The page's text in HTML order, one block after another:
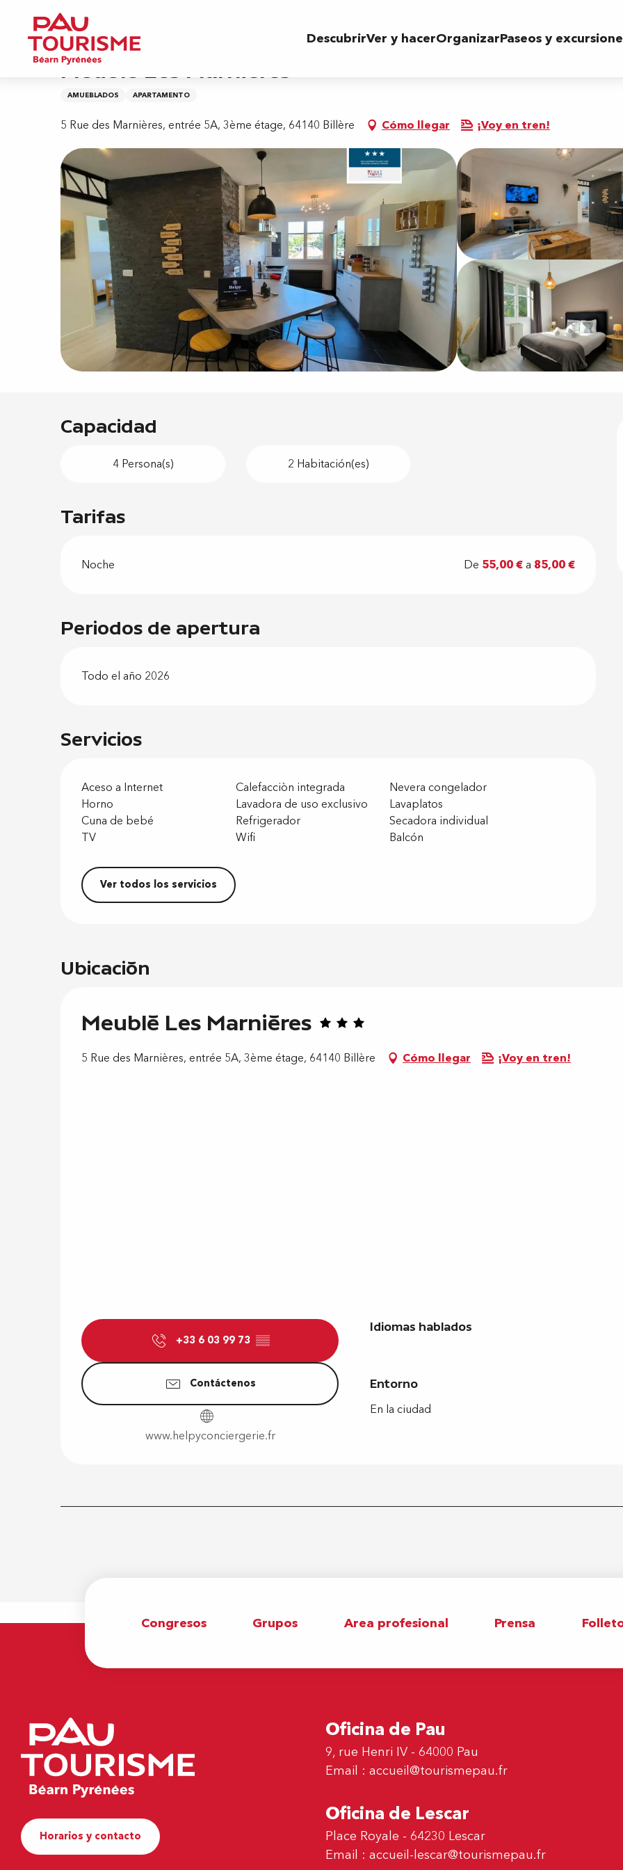
contenu
principal
DescubrirVer y hacerOrganizarPaseos y
Inicio
Meublé Les Marnières
AMUEBLADOS APARTAMENTO
5 Rue des Marnières, entrée 5A, 3ème étage, 64140 Billère Cómo llegar ¡Voy en tren!
Capacidad
4 Persona(s) 2 Habitación(es)
Servicios
Aceso a Internet Calefacciòn integrada
Nevera congelador
Horno
Lavadora de uso exclusivo
Lavaplatos
Cuna de bebé
Refrigerador
Secadora individual
TV
Wifi Balcón
Ver todos los servicios
Tarifas
Noche De 55,00 €a 85,00 €
Periodos de apertura
Todo el año 2026
Ubicación
Meublé Les Marnières
5 Rue des Marnières, entrée 5A, 3ème étage, 64140 Billère Cómo llegar ¡Voy en tren!
+33 6 03 99 73 ▒▒
Contáctenos
www.helpyconciergerie.fr
Idiomas hablados
Idiomas hablados
Entorno
Entorno
En la ciudad
Congresos Grupos Area profesional Prensa
Horarios y contacto
Oficina de Pau
9, rue Henri IV - 64000 Pau
Email : accueil@tourismepau.fr
Oficina de Lescar
Place Royale - 64230 Lescar
Email : accueil-lescar@tourismepau.fr